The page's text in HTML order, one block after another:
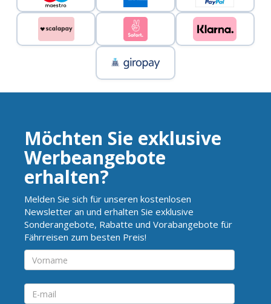
Möchten Sie exklusive
Werbeangebote
erhalten?
Melden Sie sich für unseren kostenlosen
Newsletter an und erhalten Sie exklusive
Sonderangebote, Rabatte und Vorabangebote für
Fährreisen zum besten Preis!